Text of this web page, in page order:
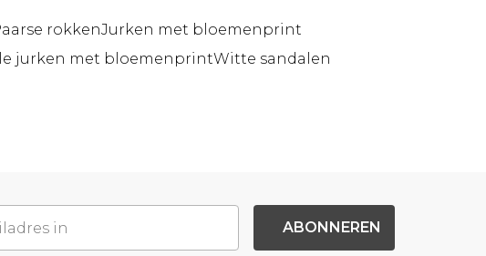
rokkenJurken met bloemenprint
jurken met bloemenprintWitte sandalen
ABONNEREN